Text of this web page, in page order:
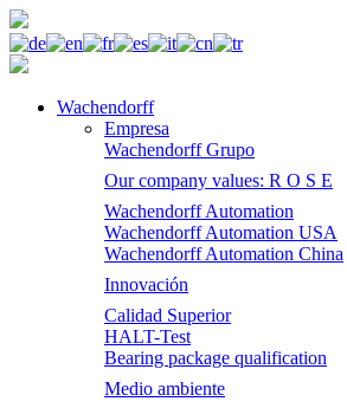
Wachendorff
Empresa
Wachendorff Grupo
Our company values: R O S E
Wachendorff Automation
Wachendorff Automation USA
Wachendorff Automation China
Innovación
Calidad Superior
HALT-Test
Bearing package qualification
Medio ambiente